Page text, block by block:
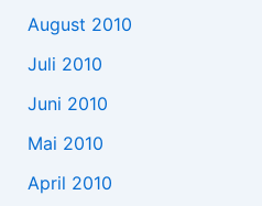
August 2010
Juli 2010
Juni 2010
Mai 2010
April 2010